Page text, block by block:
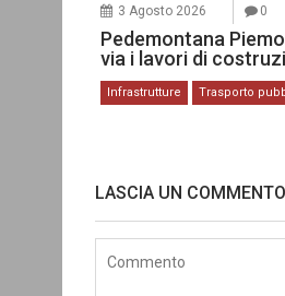
3 Agosto 2026 0
Pedemontana
via i lavori di
Infrastrutture Trasporto
LASCIA UN COMMENTO